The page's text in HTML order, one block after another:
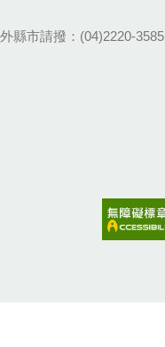
縣市請撥：(04)2220-3585